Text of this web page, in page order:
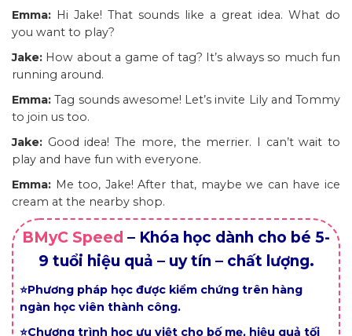
Emma: Hi Jake! That sounds like a great idea. What do
you want to play?
Jake: How about a game of tag? It’s always so much fun
running around.
Emma:Tag sounds awesome! Let’s invite Lily and Tommy
to join us too.
Jake: Good idea! The more, the merrier. I can’t wait to
play and have fun with everyone.
Emma: Me too, Jake! After that, maybe we can have ice
cream at the nearby shop.
BMyC Speed – Khóa học dành cho bé 5-
9 tuổi hiệu quả – uy tín – chất lượng.
⭐Phương pháp học được kiểm chứng trên hàng
ngàn học viên thành công.
⭐Chương trình học ưu việt cho bố mẹ, hiệu quả tối